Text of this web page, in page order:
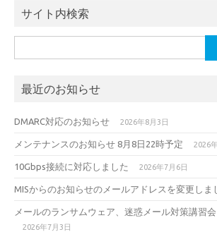
サイト内検索
索:
最近のお知らせ
DMARC対応のお知らせ 2026年8月3日
メンテナンスのお知らせ 8月8日22時予定 2026
10Gbps接続に対応しました 2026年7月6日
MISからのお知らせのメールアドレスを変更しま
メールのランサムウェア、迷惑メール対策講習
2026年7月3日